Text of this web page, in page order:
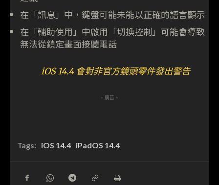
在「訊息」中，鍵盤可能未能以正確的語言顯示
在「輔助使用」中啟用「切換控制」可能會導致
無法從鎖定畫面接聽電話
iOS 14.4 會對非官方鏡頭零件發出警告
- 廣告 -
Tags: iOS 14.4 iPadOS 14.4